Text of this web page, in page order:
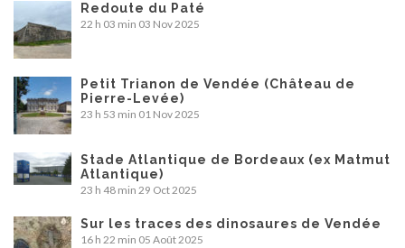
Redoute du Paté
22 h 03 min 03 Nov 2025
Petit Trianon de Vendée (Château de
Pierre-Levée)
23 h 53 min 01 Nov 2025
Stade Atlantique de Bordeaux (ex Matmut
Atlantique)
23 h 48 min 29 Oct 2025
Sur les traces des dinosaures de Vendée
16 h 22 min 05 Août 2025